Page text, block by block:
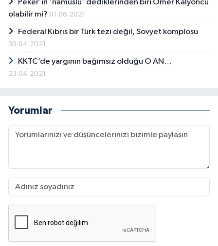
Peker’in 'namuslu' dediklerinden biri Ömer Kalyoncu
olabilir mi? 01.06.2021
Federal Kıbrıs bir Türk tezi değil, Sovyet komplosu
30.04.2021
KKTC’de yargının bağımsız olduğu O AN…
23.04.2021
Yorumlar